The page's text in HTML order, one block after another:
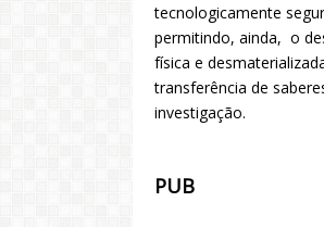
tecnologicamente
permitindo, ainda, o
física e
transferência de
investigação.
PUB